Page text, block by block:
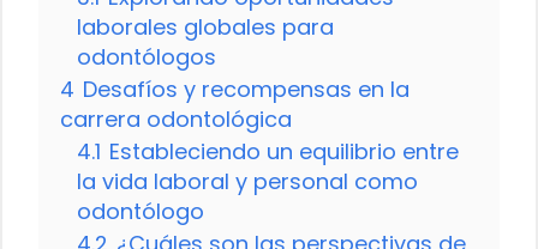
laborales globales para
odontólogos
4 Desafíos y recompensas en la
carrera odontológica
4.1 Estableciendo un equilibrio entre
la vida laboral y personal como
odontólogo